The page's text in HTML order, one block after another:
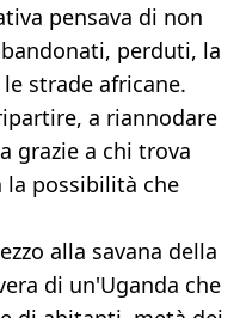
pensava di non
perduti, la
strade africane.
a riannodare
grazie a chi trova
la possibilità che
alla savana della
di un'Uganda che